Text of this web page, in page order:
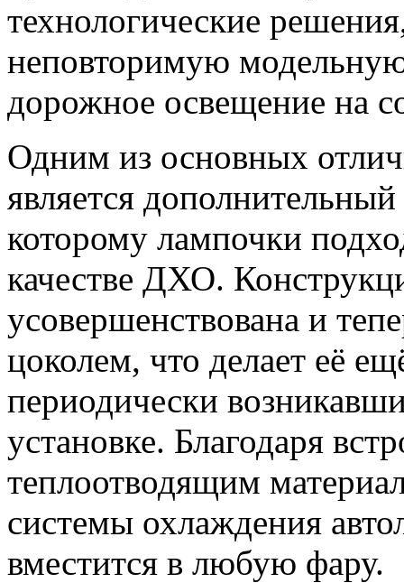
технологические
неповторимую
дорожное освещение на
Одним из основных
является
которому лампочки
качестве ДХО.
усовершенствована и
цоколем, что делает её
периодически
установке. Благодаря
теплоотводящим
системы охлаждения
вместится в любую фару.